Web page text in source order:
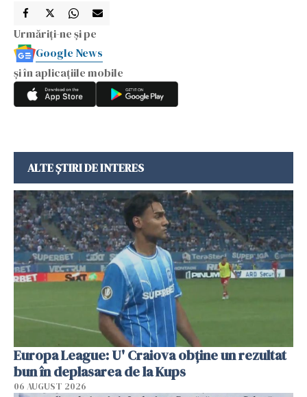
Urmăriți-ne și pe
Google News
și în aplicațiile mobile
ALTE ȘTIRI DE INTERES
Europa League: U' Craiova obține un rezultat
bun în deplasarea de la Kups
06 AUGUST 2026